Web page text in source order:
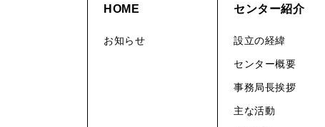
HOME
お知らせ
センター紹介
設立の経緯
センター概要
事務局長挨拶
主な活動